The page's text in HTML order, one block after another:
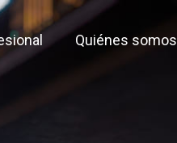
Quiénes somos